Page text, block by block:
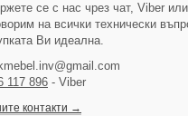
се с нас чрез чат, Viber
на всички технически
Ви идеална.
117 896 - Viber
контакти →